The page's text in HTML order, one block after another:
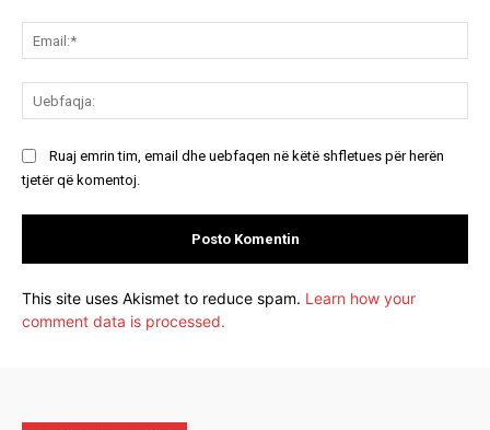
Ruaj emrin tim, email dhe uebfaqen në këtë shfletues për herën
tjetër që komentoj.
This site uses Akismet to reduce spam. Learn how your
comment data is processed.